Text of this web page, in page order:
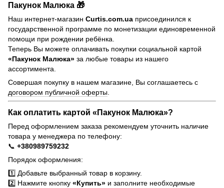
Пакунок Малюка 🎁
Наш интернет-магазин Curtis.com.ua присоединился к
государственной программе по монетизации единовременной
помощи при рождении ребёнка.
Теперь Вы можете оплачивать покупки социальной картой
«Пакунок Малюка» за любые товары из нашего
ассортимента.
Совершая покупку в нашем магазине, Вы соглашаетесь с
договором публичной оферты
Как оплатить картой «Пакунок Малюка»?
Перед оформлением заказа рекомендуем уточнить наличие
товара у менеджера по телефону:
📞 +380989759232
Порядок оформления:
1️⃣ Добавьте выбранный товар в корзину.
2️⃣ Нажмите кнопку «Купить» и заполните необходимые